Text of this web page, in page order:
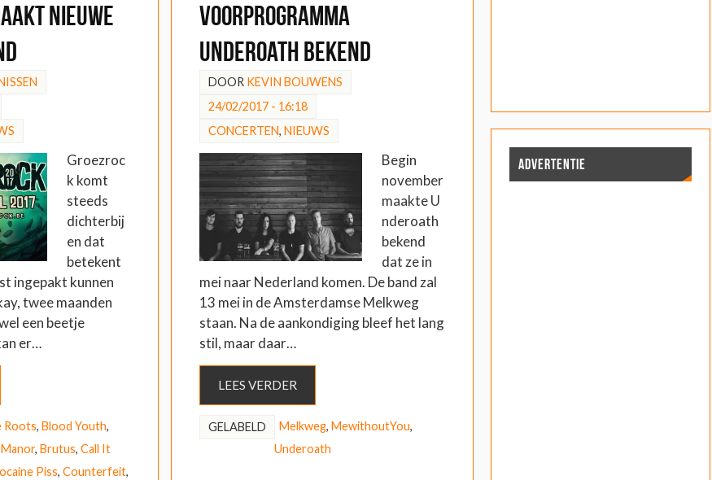
nieuwe
Groezroc
k komt
steeds
dichterbij
en dat
betekent
ingepakt kunnen
twee maanden
een beetje
er…
Roots, Blood Youth,
, Brutus, Call It
Piss, Counterfeit,
Voorprogramma
Underoath bekend
DOOR KEVIN BOUWENS
24/02/2017 - 16:18
CONCERTEN, NIEUWS
Begin
november
maakte U
nderoath
bekend
dat ze in
mei naar Nederland komen. De band zal
13 mei in de Amsterdamse Melkweg
staan. Na de aankondiging bleef het lang
stil, maar daar…
LEES VERDER
GELABELD Melkweg, MewithoutYou,
Underoath
ADVERTENTIE